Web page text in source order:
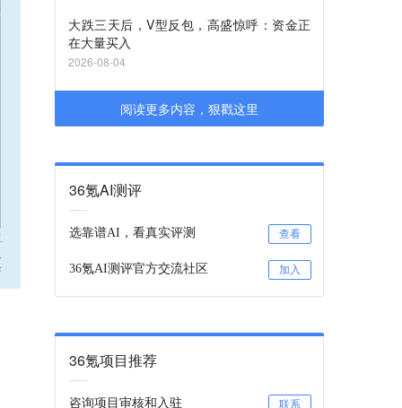
大跌三天后，V型反包，高盛惊呼：资金正
在大量买入
2026-08-04
阅读更多内容，狠戳这里
36氪AI测评
选靠谱AI，看真实评测 查看
36氪AI测评官方交流社区 加入
36氪项目推荐
咨询项目审核和入驻 联系